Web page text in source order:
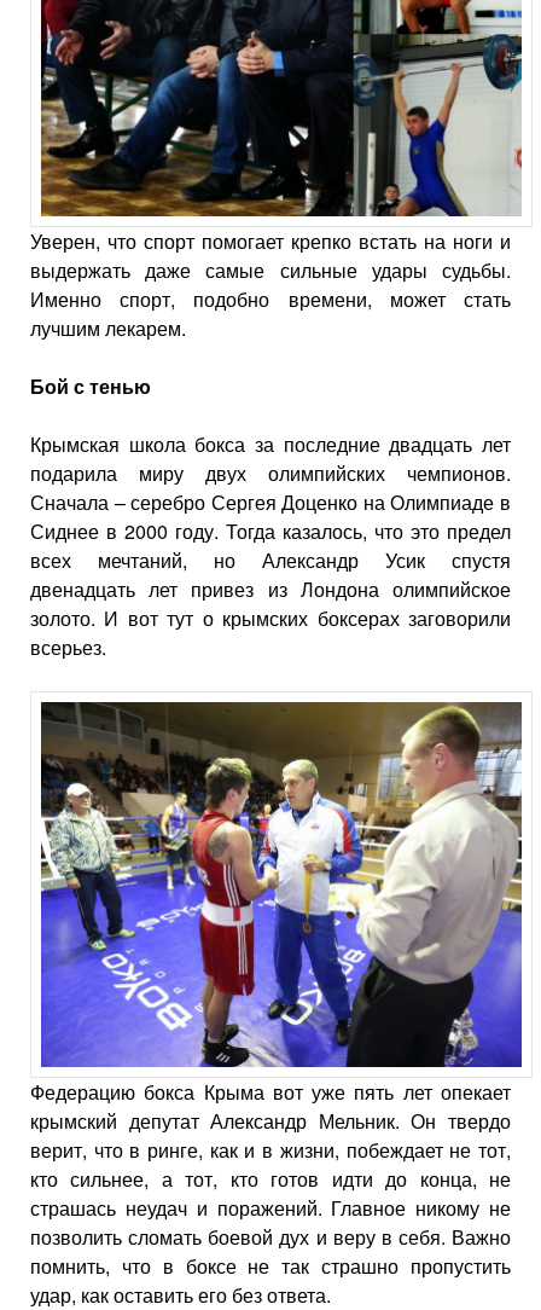
Уверен, что спорт помогает крепко встать на ноги и
выдержать даже самые сильные удары судьбы.
Именно спорт, подобно времени, может стать
лучшим лекарем.
Бой с тенью
Крымская школа бокса за последние двадцать лет
подарила миру двух олимпийских чемпионов.
Сначала – серебро Сергея Доценко на Олимпиаде в
Сиднее в 2000 году. Тогда казалось, что это предел
всех мечтаний, но Александр Усик спустя
двенадцать лет привез из Лондона олимпийское
золото. И вот тут о крымских боксерах заговорили
всерьез.
Федерацию бокса Крыма вот уже пять лет опекает
крымский депутат Александр Мельник. Он твердо
верит, что в ринге, как и в жизни, побеждает не тот,
кто сильнее, а тот, кто готов идти до конца, не
страшась неудач и поражений. Главное никому не
позволить сломать боевой дух и веру в себя. Важно
помнить, что в боксе не так страшно пропустить
удар, как оставить его без ответа.